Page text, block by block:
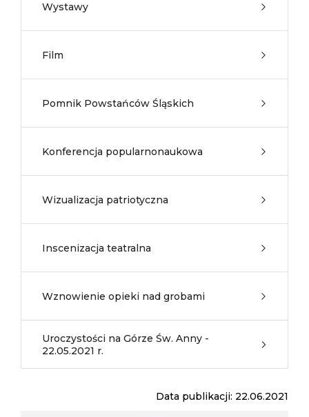
Wystawy
Film
Pomnik Powstańców Śląskich
Konferencja popularnonaukowa
Wizualizacja patriotyczna
Inscenizacja teatralna
Wznowienie opieki nad grobami
Uroczystości na Górze Św. Anny -
22.05.2021 r.
Data publikacji: 22.06.2021